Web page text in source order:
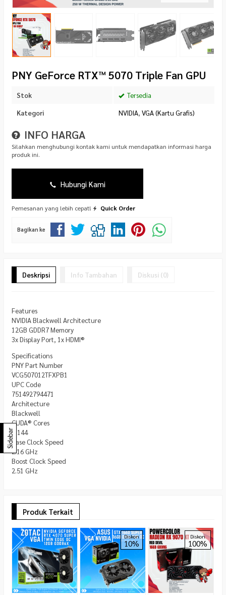
PNY GeForce RTX™ 5070 Triple Fan GPU
Stok Tersedia
Kategori NVIDIA, VGA (Kartu Grafis)
INFO HARGA
Silahkan menghubungi kontak kami untuk mendapatkan informasi harga
produk ini.
Hubungi Kami
Pemesanan yang lebih cepat! Quick Order
Bagikan ke
Deskripsi Info Tambahan Diskusi (0)
Features
NVIDIA Blackwell Architecture
12GB GDDR7 Memory
3x Display Port, 1x HDMI®
Specifications
PNY Part Number
VCG507012TFXPB1
UPC Code
751492794471
Architecture
Blackwell
CUDA® Cores
6,144
Base Clock Speed
2.16 GHz
Boost Clock Speed
2.51 GHz
Produk Terkait
Diskon
10%
Diskon
100%
Sidebar